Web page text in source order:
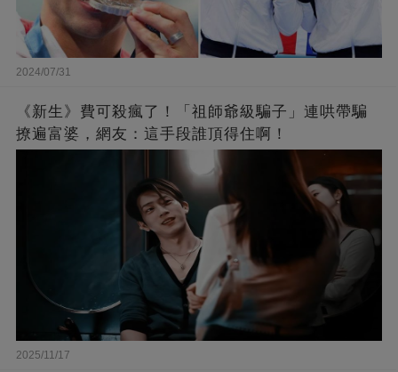
2024/07/31
《新生》費可殺瘋了！「祖師爺級騙子」連哄帶騙
撩遍富婆，網友：這手段誰頂得住啊！
2025/11/17